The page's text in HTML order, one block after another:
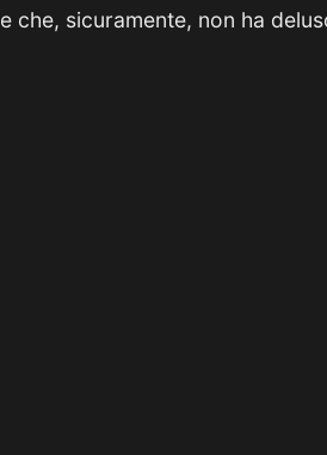
e che, sicuramente, non ha